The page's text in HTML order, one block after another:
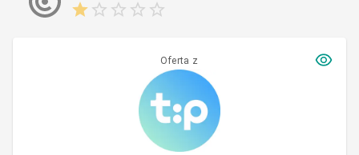
Oferta z